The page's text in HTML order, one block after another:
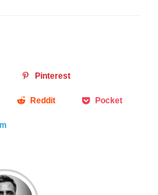
Pinterest
Reddit Pocket